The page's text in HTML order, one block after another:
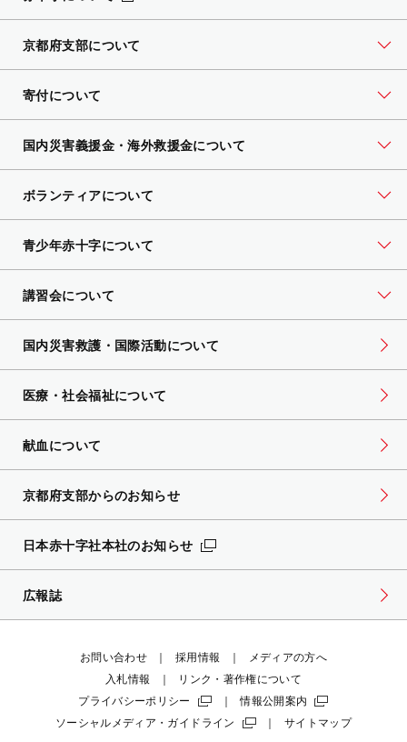
京都府支部について
寄付について
国内災害義援金・海外救援金について
ボランティアについて
青少年赤十字について
講習会について
国内災害救護・国際活動について
医療・社会福祉について
献血について
京都府支部からのお知らせ
日本赤十字社本社のお知らせ
広報誌
お問い合わせ 採用情報
メディアの方へ
入札情報
リンク・著作権について
プライバシーポリシー
情報公開案内
ソーシャルメディア・ガイドライン
サイトマップ